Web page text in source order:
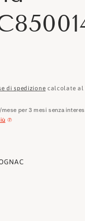
o
f
i
di spedizione calcolate al
/mese per 3 mesi senza